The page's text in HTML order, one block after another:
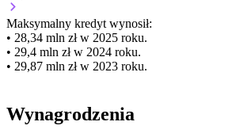
Maksymalny kredyt wynosił:
• 28,34 mln zł w 2025 roku.
• 29,4 mln zł w 2024 roku.
• 29,87 mln zł w 2023 roku.
Wynagrodzenia